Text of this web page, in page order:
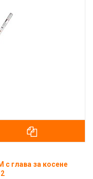
с глава за косене